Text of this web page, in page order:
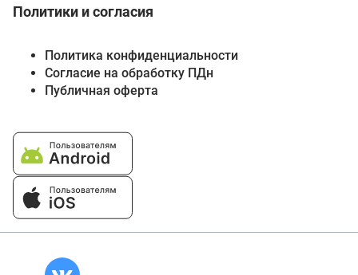
Политики и согласия
Политика конфиденциальности
Согласие на обработку ПДн
Публичная оферта